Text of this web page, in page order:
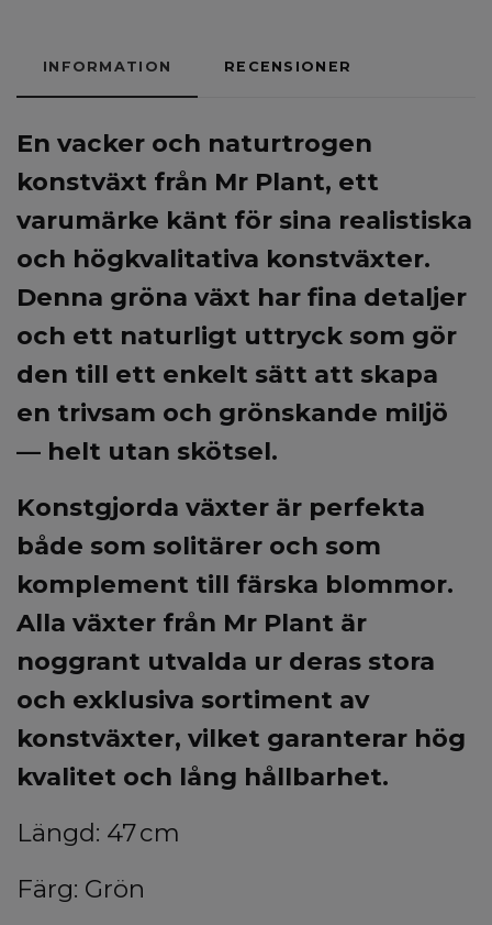
INFORMATION RECENSIONER
En vacker och naturtrogen
konstväxt från Mr Plant, ett
varumärke känt för sina realistiska
och högkvalitativa konstväxter.
Denna gröna växt har fina detaljer
och ett naturligt uttryck som gör
den till ett enkelt sätt att skapa
en trivsam och grönskande miljö
— helt utan skötsel.
Konstgjorda växter är perfekta
både som solitärer och som
komplement till färska blommor.
Alla växter från Mr Plant är
noggrant utvalda ur deras stora
och exklusiva sortiment av
konstväxter, vilket garanterar hög
kvalitet och lång hållbarhet.
Längd: 47 cm
Färg: Grön